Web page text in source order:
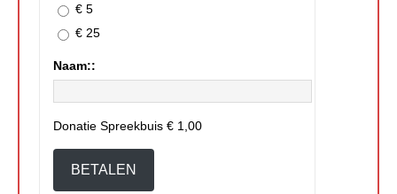
€ 5
€ 25
Naam::
Donatie Spreekbuis € 1,00
BETALEN